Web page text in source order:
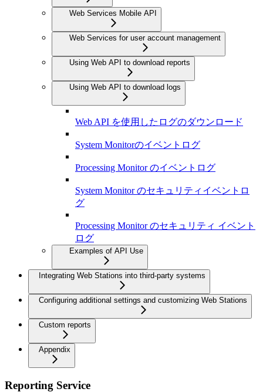
Web Services Mobile API
Web Services for user account management
Using Web API to download reports
Using Web API to download logs
Web API を使用したログのダウンロード
System Monitorのイベントログ
Processing Monitor のイベントログ
System Monitor のセキュリティイベントロ
グ
Processing Monitor のセキュリティ イベント
ログ
Examples of API Use
Integrating Web Stations into third-party systems
Configuring additional settings and customizing Web Stations
Custom reports
Appendix
Reporting Service